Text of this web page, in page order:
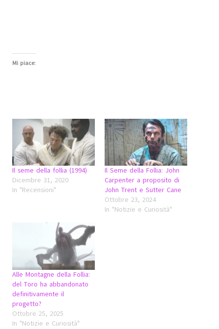
Mi piace:
Il seme della follia (1994)
Dicembre 31, 2020
In "Recensioni"
Il Seme della Follia: John
Carpenter a proposito di
John Trent e Sutter Cane
Ottobre 23, 2024
In "Notizie e Curiosità"
Alle Montagne della Follia:
del Toro ha abbandonato
definitivamente il
progetto?
Ottobre 25, 2025
In "Notizie e Curiosità"